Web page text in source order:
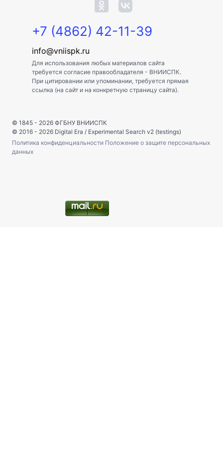
+7 (4862) 42-11-39
info@vniispk.ru
Для использования любых материалов сайта
требуется согласие правообладателя - ВНИИСПК.
При цитировании или упоминании, требуется прямая
ссылка (на сайт и на конкретную страницу сайта).
© 1845 - 2026 ФГБНУ ВНИИСПК
© 2016 - 2026 Digital Era / Experimental Search v2 (testings)
Политика конфиденциальности Положение о защите персональных
данных